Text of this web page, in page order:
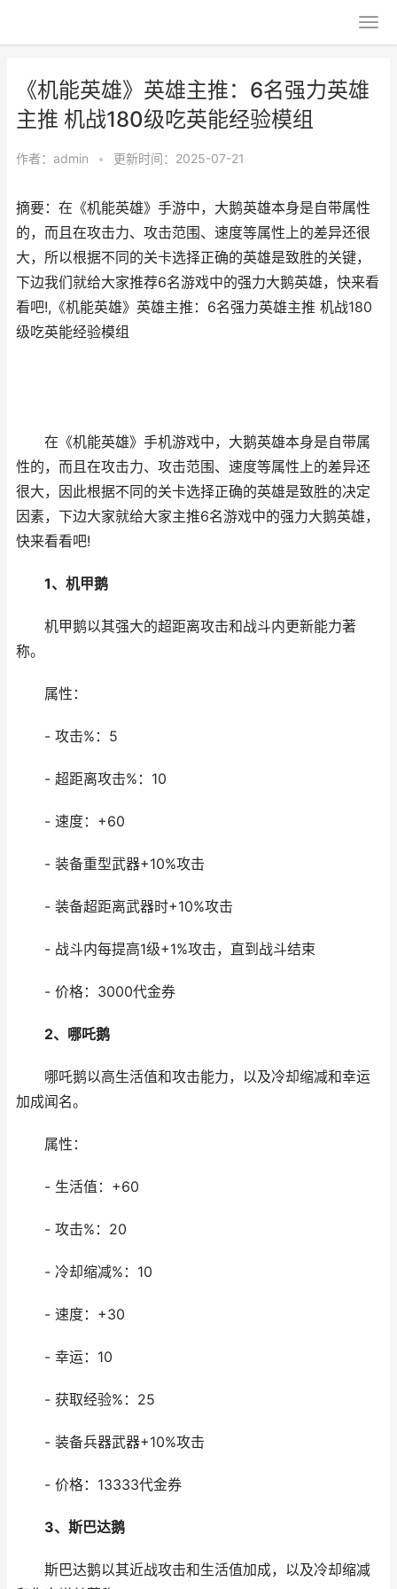
《机能英雄》英雄主推：6名强力英雄
主推 机战180级吃英能经验模组
作者： admin • 更新时间：2025-07-21
摘要：在《机能英雄》手游中，大鹅英雄本身是自带属性
的，而且在攻击力、攻击范围、速度等属性上的差异还很
大，所以根据不同的关卡选择正确的英雄是致胜的关键，
下边我们就给大家推荐6名游戏中的强力大鹅英雄，快来看
看吧!,《机能英雄》英雄主推：6名强力英雄主推 机战180
级吃英能经验模组
在《机能英雄》手机游戏中，大鹅英雄本身是自带属
性的，而且在攻击力、攻击范围、速度等属性上的差异还
很大，因此根据不同的关卡选择正确的英雄是致胜的决定
因素，下边大家就给大家主推6名游戏中的强力大鹅英雄，
快来看看吧!
1、机甲鹅
机甲鹅以其强大的超距离攻击和战斗内更新能力著
称。
属性：
- 攻击%：5
- 超距离攻击%：10
- 速度：+60
- 装备重型武器+10%攻击
- 装备超距离武器时+10%攻击
- 战斗内每提高1级+1%攻击，直到战斗结束
- 价格：3000代金券
2、哪吒鹅
哪吒鹅以高生活值和攻击能力，以及冷却缩减和幸运
加成闻名。
属性：
- 生活值：+60
- 攻击%：20
- 冷却缩减%：10
- 速度：+30
- 幸运：10
- 获取经验%：25
- 装备兵器武器+10%攻击
- 价格：13333代金券
3、斯巴达鹅
斯巴达鹅以其近战攻击和生活值加成，以及冷却缩减